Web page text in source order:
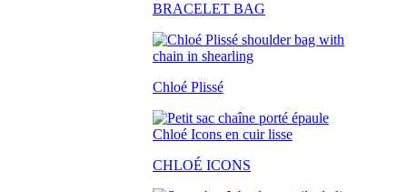
BRACELET BAG
Chloé Plissé
CHLOÉ ICONS